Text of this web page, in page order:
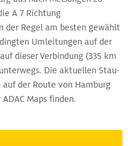
A 7 Richtung
der Regel am besten gewählt
Umleitungen auf der
dieser Verbindung (335 km
Die aktuellen Stau-
auf der Route von Hamburg
Maps finden.